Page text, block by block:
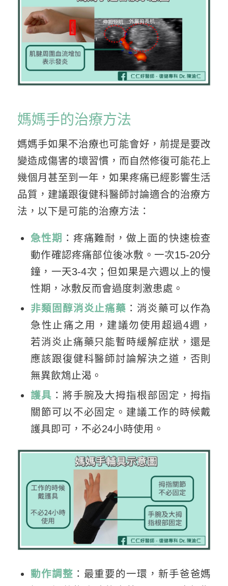
媽媽手的治療方法
媽媽手如果不治療也可能會好，前提是要改
變造成傷害的壞習慣，而自然修復可能花上
幾個月甚至到一年，如果疼痛已經影響生活
品質，建議跟復健科醫師討論適合的治療方
法，以下是可能的治療方法：
急性期 ：疼痛難耐，做上面的快速檢查
動作確認疼痛部位後冰敷。一次15-20分
鐘，一天3-4次；但如果是六週以上的慢
性期，冰敷反而會過度刺激患處。
非類固醇消炎止痛藥 ：消炎藥可以作為
急性止痛之用，建議勿使用超過4週，
若消炎止痛藥只能暫時緩解症狀，還是
應該跟復健科醫師討論解決之道，否則
無異飲鴆止渴。
護具 ：將手腕及大拇指根部固定，拇指
關節可以不必固定。建議工作的時候戴
護具即可，不必24小時使用。
動作調整 ：最重要的一環，新手爸爸媽